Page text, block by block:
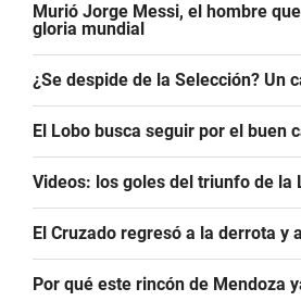
Murió Jorge Messi, el hombre
gloria mundial
¿Se despide de la Selección? Un
El Lobo busca seguir por el buen
Videos: los goles del triunfo de la
El Cruzado regresó a la derrota y
Por qué este rincón de Mendoza